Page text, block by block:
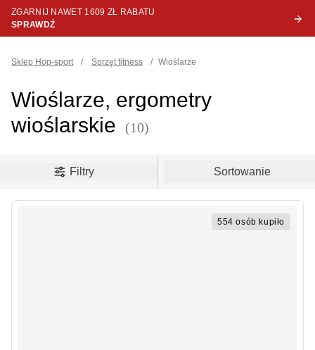
ZGARNIJ NAWET 1609 ZŁ RABATU
SPRAWDŹ
Sklep Hop-sport / Sprzęt fitness / Wioślarze
Wioślarze, ergometry
wioślarskie
(10)
Filtry Sortowanie
554 osób kupiło